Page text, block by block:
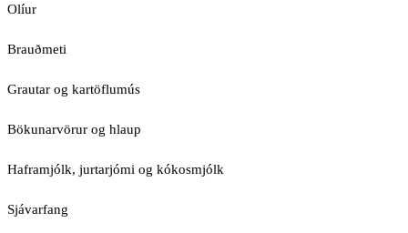
Olíur
Brauðmeti
Grautar og kartöflumús
Bökunarvörur og hlaup
Haframjólk, jurtarjómi og kókosmjólk
Sjávarfang